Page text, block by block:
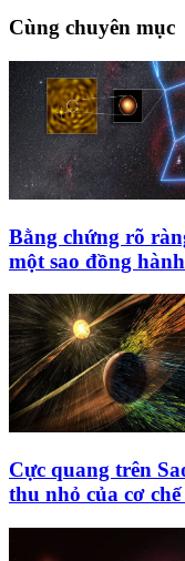
Cùng chuyên mục
Bằng chứng rõ
một sao đồng hành
Cực quang trên
thu nhỏ của cơ